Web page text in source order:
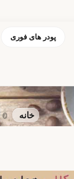
پودر های فوری
خانه